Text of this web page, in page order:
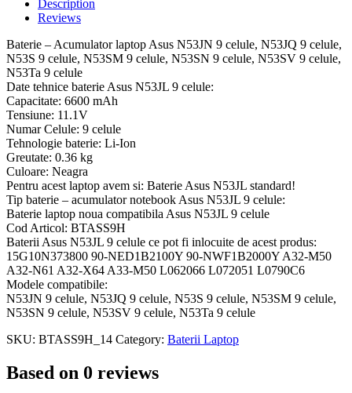
Description
Reviews
Baterie – Acumulator laptop Asus N53JN 9 celule, N53JQ 9 celule,
N53S 9 celule, N53SM 9 celule, N53SN 9 celule, N53SV 9 celule,
N53Ta 9 celule
Date tehnice baterie Asus N53JL 9 celule:
Capacitate: 6600 mAh
Tensiune: 11.1V
Numar Celule: 9 celule
Tehnologie baterie: Li-Ion
Greutate: 0.36 kg
Culoare: Neagra
Pentru acest laptop avem si: Baterie Asus N53JL standard!
Tip baterie – acumulator notebook Asus N53JL 9 celule:
Baterie laptop noua compatibila Asus N53JL 9 celule
Cod Articol: BTASS9H
Baterii Asus N53JL 9 celule ce pot fi inlocuite de acest produs:
15G10N373800 90-NED1B2100Y 90-NWF1B2000Y A32-M50
A32-N61 A32-X64 A33-M50 L062066 L072051 L0790C6
Modele compatibile:
N53JN 9 celule, N53JQ 9 celule, N53S 9 celule, N53SM 9 celule,
N53SN 9 celule, N53SV 9 celule, N53Ta 9 celule
SKU: BTASS9H_14 Category: Baterii Laptop
Based on 0 reviews